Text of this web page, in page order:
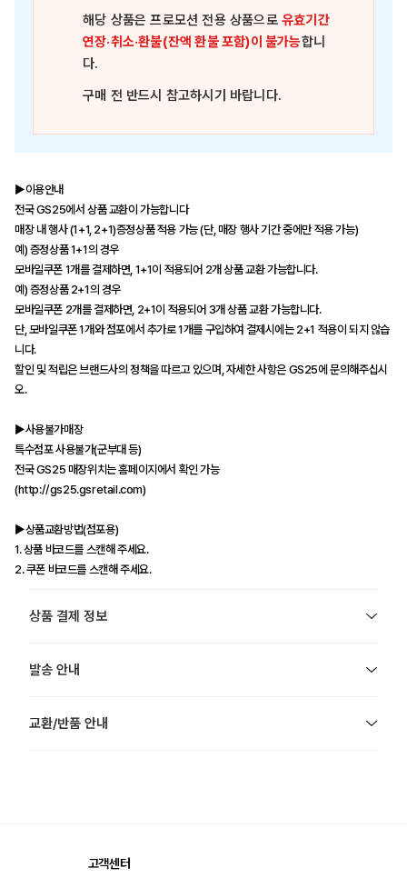
해당 상품은프로모션 전용 상품으로유효기간
연장·취소·환불(잔액 환불 포함)이 불가능합니
다.
구매 전 반드시 참고하시기 바랍니다.
▶이용안내
전국 GS25에서 상품 교환이 가능합니다
매장 내 행사 (1+1, 2+1)증정상품 적용 가능 (단, 매장 행사 기간 중에만 적용 가능)
예) 증정상품 1+1의 경우
모바일쿠폰 1개를 결제하면, 1+1이 적용되어 2개 상품 교환 가능합니다.
예) 증정상품 2+1의 경우
모바일쿠폰 2개를 결제하면, 2+1이 적용되어 3개 상품 교환 가능합니다.
단, 모바일쿠폰 1개와 점포에서 추가로 1개를 구입하여 결제시에는 2+1 적용이 되지 않습
니다.
할인 및 적립은 브랜드사의 정책을 따르고 있으며, 자세한 사항은 GS25에 문의해주십시
오.
▶사용불가매장
특수점포 사용불가(군부대 등)
전국 GS25 매장위치는 홈페이지에서 확인 가능
(http://gs25.gsretail.com)
▶상품교환방법(점포용)
1. 상품 바코드를 스캔해 주세요.
2. 쿠폰 바코드를 스캔해 주세요.
상품 결제 정보
발송 안내
교환/반품 안내
고객센터